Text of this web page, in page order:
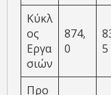
Κύκλ
ος
Εργα
σιών
874,
0
5
Προ